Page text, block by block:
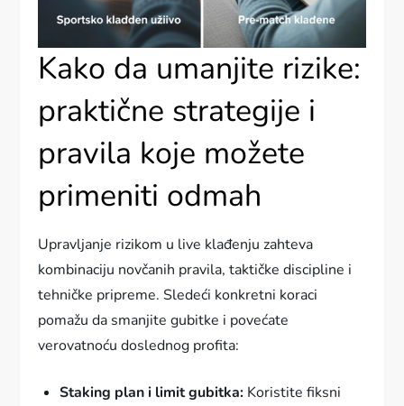
Kako da umanjite rizike:
praktične strategije i
pravila koje možete
primeniti odmah
Upravljanje rizikom u live klađenju zahteva
kombinaciju novčanih pravila, taktičke discipline i
tehničke pripreme. Sledeći konkretni koraci
pomažu da smanjite gubitke i povećate
verovatnoću doslednog profita:
Staking plan i limit gubitka: Koristite fiksni